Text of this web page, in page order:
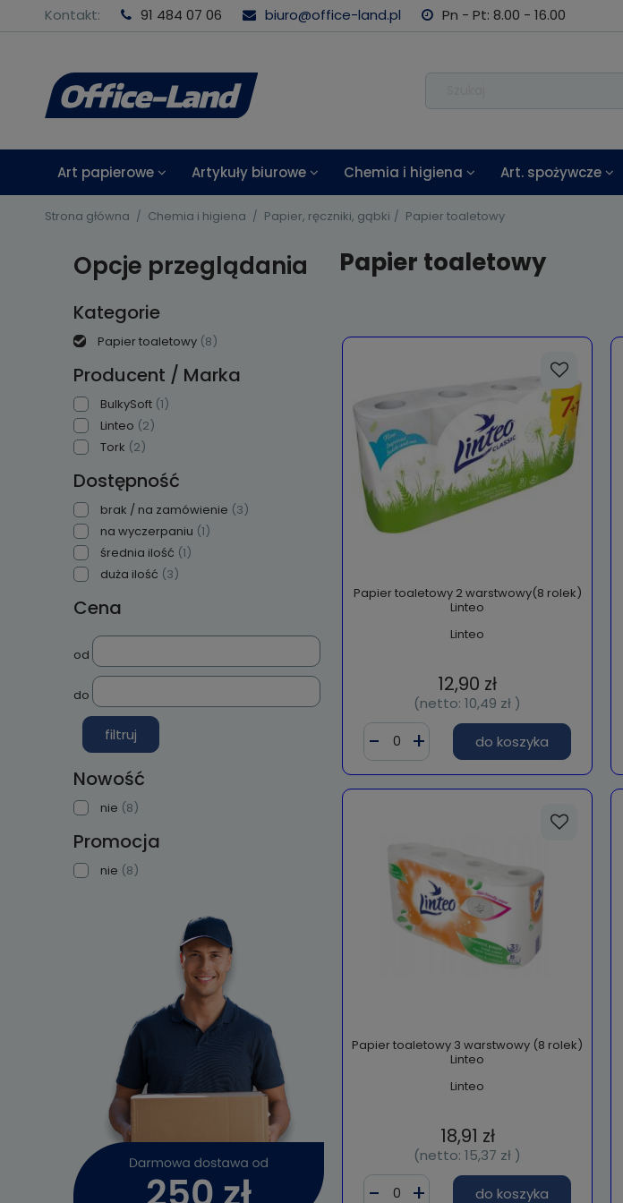
Kontakt: 91 484 07 06 biuro@office-land.pl Pn - Pt: 8.00 - 16.00
Art papierowe Artykuły biurowe Chemia i higiena Art. spożywcze
Strona główna Chemia i higiena Papier, ręczniki, gąbki Papier toaletowy
Opcje przeglądania
Kategorie
Papier toaletowy (8)
Producent / Marka
BulkySoft (1)
Linteo (2)
Tork (2)
Dostępność
brak / na zamówienie (3)
na wyczerpaniu (1)
średnia ilość (1)
duża ilość (3)
Cena
od
do
filtruj
Nowość
nie (8)
Promocja
nie (8)
Papier toaletowy
Papier toaletowy 2 warstwowy(8 rolek)
Linteo
Linteo
12,90 zł
(netto: 10,49 zł )
do koszyka
Papier toaletowy 3 warstwowy (8 rolek)
Linteo
Linteo
18,91 zł
(netto: 15,37 zł )
do koszyka